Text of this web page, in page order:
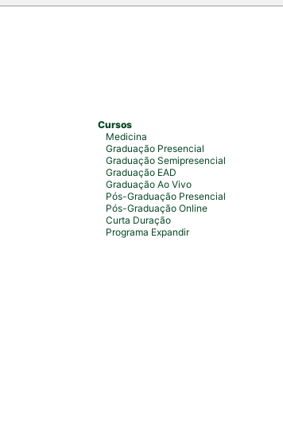
Cursos
Medicina
Graduação Presencial
Graduação Semipresencial
Graduação EAD
Graduação Ao Vivo
Pós-Graduação Presencial
Pós-Graduação Online
Curta Duração
Programa Expandir